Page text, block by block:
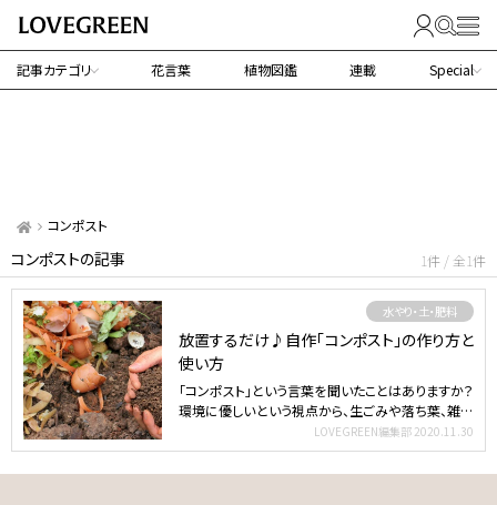
記事カテゴリ 花言葉 植物図鑑 連載 Special
コンポスト
コンポストの記事 1件 / 全1件
水やり・土・肥料
放置するだけ♪自作「コンポスト」の作り方と
使い方
「コンポスト」という言葉を聞いたことはありますか？
環境に優しいという視点から、生ごみや落ち葉、雑草
LOVEGREEN編集部 2020.11.30